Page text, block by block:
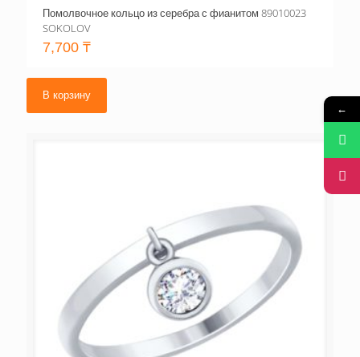
Помолвочное кольцо из серебра с фианитом 89010023
SOKOLOV
7,700 ₸
В корзину
←